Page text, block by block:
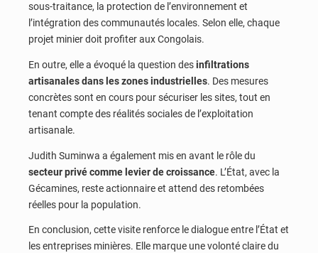
sous-traitance, la protection de l’environnement et
l’intégration des communautés locales. Selon elle, chaque
projet minier doit profiter aux Congolais.
En outre, elle a évoqué la question desinfiltrations
artisanales dans les zones industrielles. Des mesures
concrètes sont en cours pour sécuriser les sites, tout en
tenant compte des réalités sociales de l’exploitation
artisanale.
Judith Suminwa a également mis en avant le rôle du
secteur privé comme levier de croissance. L’État, avec la
Gécamines, reste actionnaire et attend des retombées
réelles pour la population.
En conclusion, cette visite renforce le dialogue entre l’État et
les entreprises minières. Elle marque une volonté claire du